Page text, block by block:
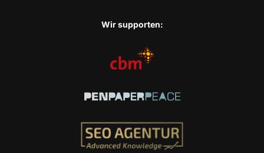
Wir sup­port­en: